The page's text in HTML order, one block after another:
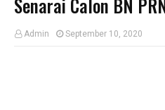
Senarai Calon BN
Admin September 10, 2020